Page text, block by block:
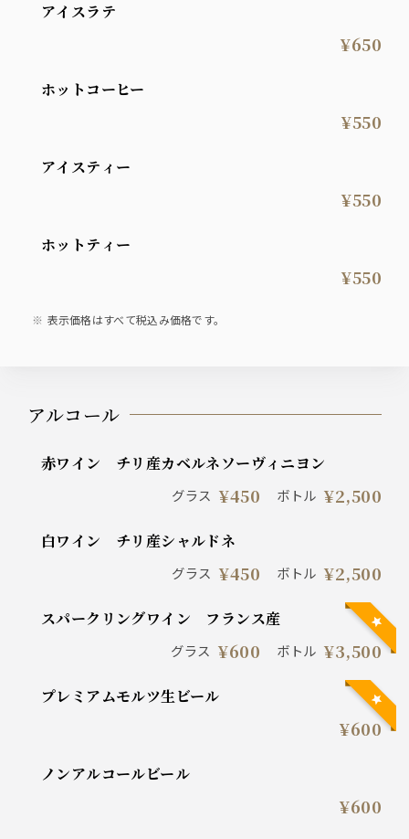
アイスラテ
¥650
ホットコーヒー
¥550
アイスティー
¥550
ホットティー
¥550
表示価格はすべて税込み価格です。
アルコール
赤ワイン チリ産カベルネソーヴィニヨン
グラス ¥450 ボトル ¥2,500
白ワイン チリ産シャルドネ
グラス ¥450 ボトル ¥2,500
スパークリングワイン フランス産
グラス ¥600 ボトル ¥3,500
プレミアムモルツ生ビール
¥600
ノンアルコールビール
¥600